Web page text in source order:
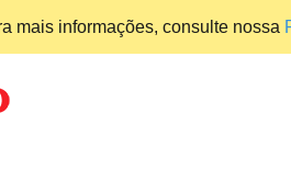
mais informações, consulte nossa